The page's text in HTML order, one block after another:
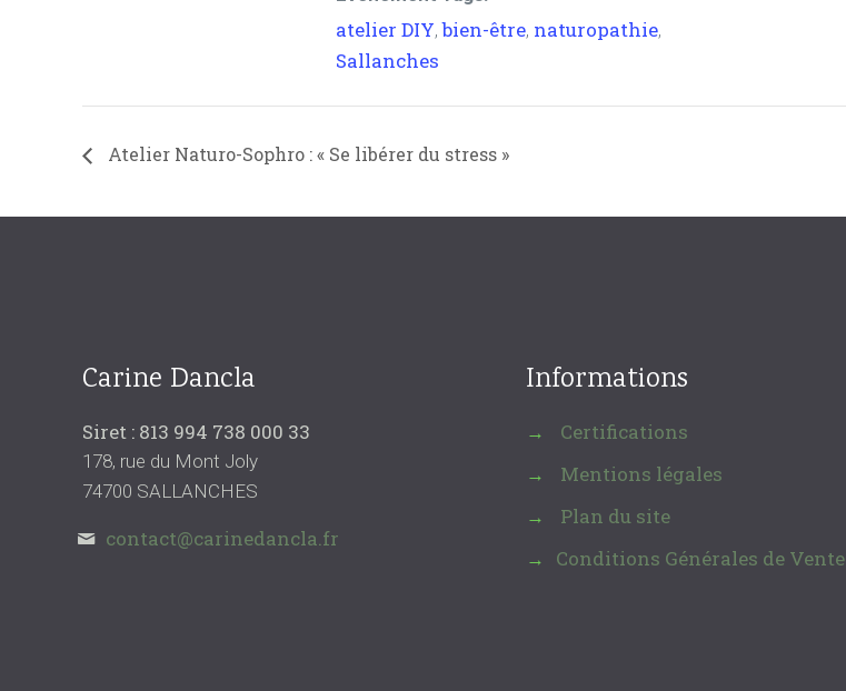
atelier DIY,bien-être, naturopathie,
Sallanches
Atelier Naturo-Sophro : « Se libérer du stress »
Carine Dancla
Siret : 813 994 738 000 33
178, rue du Mont Joly
74700 SALLANCHES
contact@carinedancla.fr
Informations
→ Certifications
→ Mentions légales
→ Plan du site
→ Conditions Générales de Vente